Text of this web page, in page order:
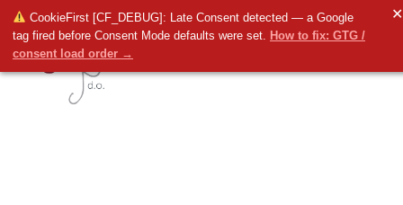
CookieFirst [CF_DEBUG]: Late Consent detected — a Google
tag fired before Consent Mode defaults were set. How to fix: GTG /
consent load order →
✕